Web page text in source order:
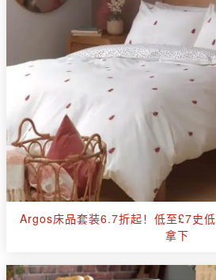
Argos床品套装6.7折起！低至£7史
拿下